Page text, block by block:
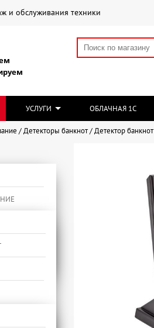
и обслуживания техники
УСЛУГИ ОБЛАЧНАЯ 1С
Детекторы банкнот Детектор